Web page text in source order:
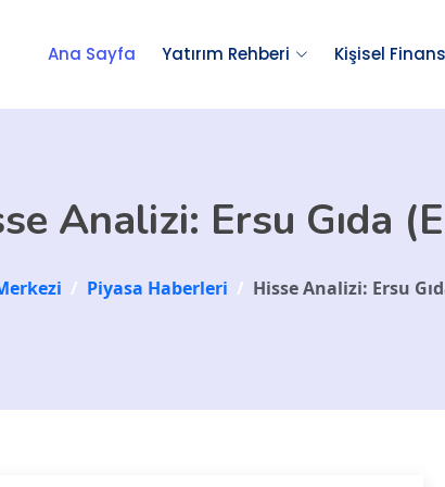
Ana Sayfa Yatırım Rehberi Kişisel Finans
Analizi: Ersu Gıda
/ Piyasa Haberleri / Hisse Analizi: Ersu